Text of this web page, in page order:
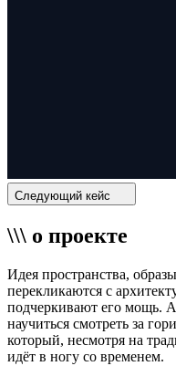
Следующий кейс
\\\ о проекте
Идея пространства,
перекликаются с
подчеркивают его мощь.
научиться смотреть за
который, несмотря на
идёт в ногу со временем.